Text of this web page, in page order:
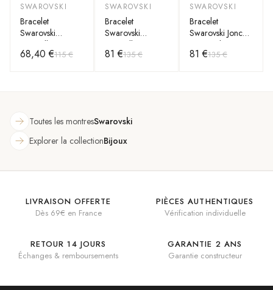
blancs
-40%
SWAROVSKI
Bracelet
Swarovski
Constella
5636273 taille
68,40 €115 €
-40%
SWAROVSKI
Bracelet
Swarovski
Constella
5654495 coupe
81 €135 €
-40%
SWAROVSKI
Bracelet
Swarovski Jonc
Swarovski
Sparkling Dance
81 €135 €
Toutes les montresSwarovski
Explorer la collectionBijoux
LIVRAISON OFFERTE
Dès 69€ en France
PIÈCES AUTHENTIQUES
Vérification individuelle
RETOUR 14 JOURS
Échanges & remboursements
GARANTIE 2 ANS
Garantie constructeur